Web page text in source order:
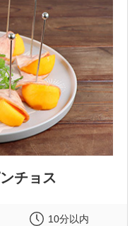
チョス
10分以内